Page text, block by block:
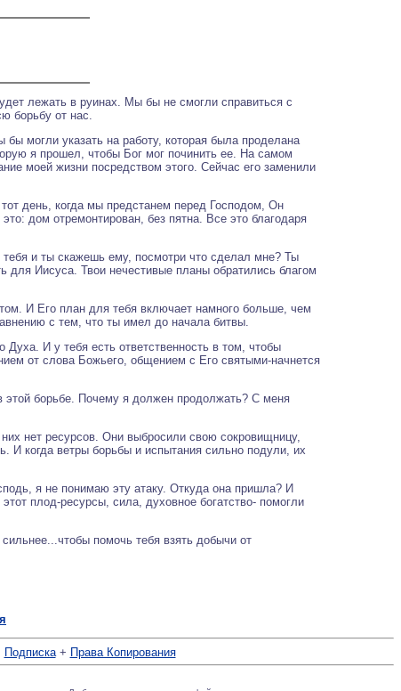
лежать в руинах. Мы бы не смогли справиться с
борьбу от нас.
бы могли указать на работу, которая была проделана
я прошел, чтобы Бог мог починить ее. На самом
моей жизни посредством этого. Сейчас его заменили
день, когда мы предстанем перед Господом, Он
дом отремонтирован, без пятна. Все это благодаря
тебя и ты скажешь ему, посмотри что сделал мне? Ты
Иисуса. Твои нечестивые планы обратились благом
И Его план для тебя включает намного больше, чем
с тем, что ты имел до начала битвы.
И у тебя есть ответственность в том, чтобы
от слова Божьего, общением с Его святыми-начнется
этой борьбе. Почему я должен продолжать? С меня
нет ресурсов. Они выбросили свою сокровищницу,
И когда ветры борьбы и испытания сильно подули, их
я не понимаю эту атаку. Откуда она пришла? И
плод-ресурсы, сила, духовное богатство- помогли
помочь тебя взять добычи от
Подписка+ Права Копирования